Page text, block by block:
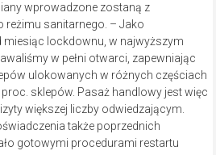
wprowadzone zostaną z
reżimu sanitarnego. – Jako
lockdownu, w najwyższym
w pełni otwarci, zapewniając
ulokowanych w różnych częściach
proc. sklepów. Pasaż handlowy jest więc
większej liczby odwiedzającym.
także poprzednich
gotowymi procedurami restartu